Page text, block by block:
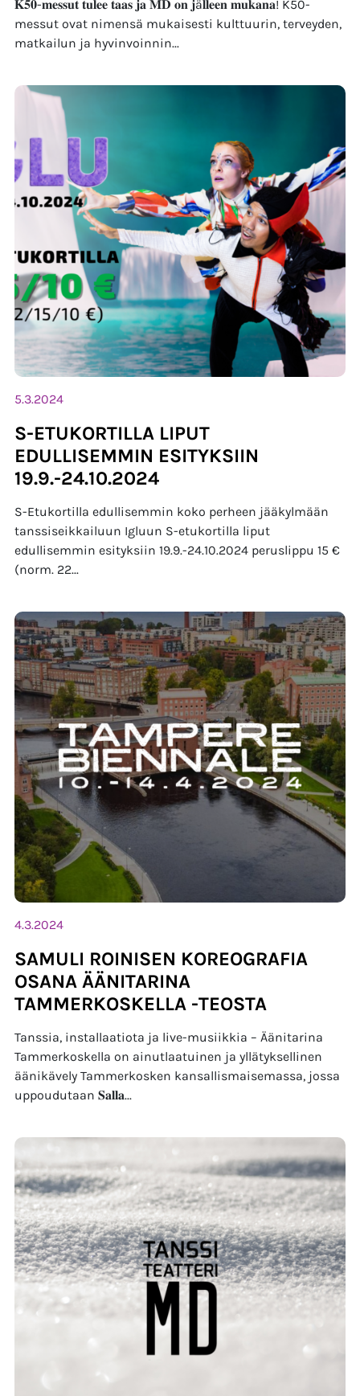
𝐊𝟓𝟎-𝐦𝐞𝐬𝐬𝐮𝐭 𝐭𝐮𝐥𝐞𝐞 𝐭𝐚𝐚𝐬 𝐣𝐚 𝐌𝐃 𝐨𝐧 𝐣ä𝐥𝐥𝐞𝐞𝐧 𝐦𝐮𝐤𝐚𝐧𝐚! K50-
messut ovat nimensä mukaisesti kulttuurin, terveyden,
matkailun ja hyvinvoinnin...
5.3.2024
S-ETUKORTILLA LIPUT
EDULLISEMMIN ESITYKSIIN
19.9.-24.10.2024
S-Etukortilla edullisemmin koko perheen jääkylmään
tanssiseikkailuun Igluun S-etukortilla liput
edullisemmin esityksiin 19.9.-24.10.2024 peruslippu 15 €
(norm. 22...
4.3.2024
SAMULI ROINISEN KOREOGRAFIA
OSANA ÄÄNITARINA
TAMMERKOSKELLA -TEOSTA
Tanssia, installaatiota ja live-musiikkia – Äänitarina
Tammerkoskella on ainutlaatuinen ja yllätyksellinen
äänikävely Tammerkosken kansallismaisemassa, jossa
uppoudutaan 𝐒𝐚𝐥𝐥𝐚...